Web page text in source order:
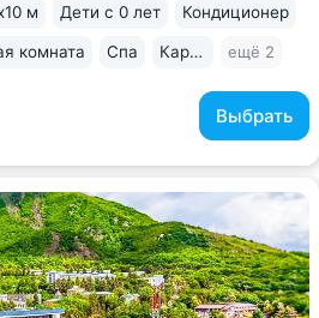
Выбрать
м Дети с 0 лет Кондиционер
комната Спа Караоке ещё 2